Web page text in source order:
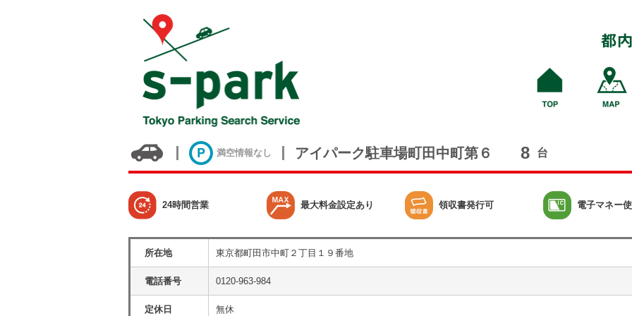
満空情報なし アイパーク駐車場町田中町第６ 8 台
24時間営業 最大料金設定あり 領収書発行可 電子マネー
所在地 東京都町田市中町２丁目１９番地
電話番号 0120-963-984
定休日 無休